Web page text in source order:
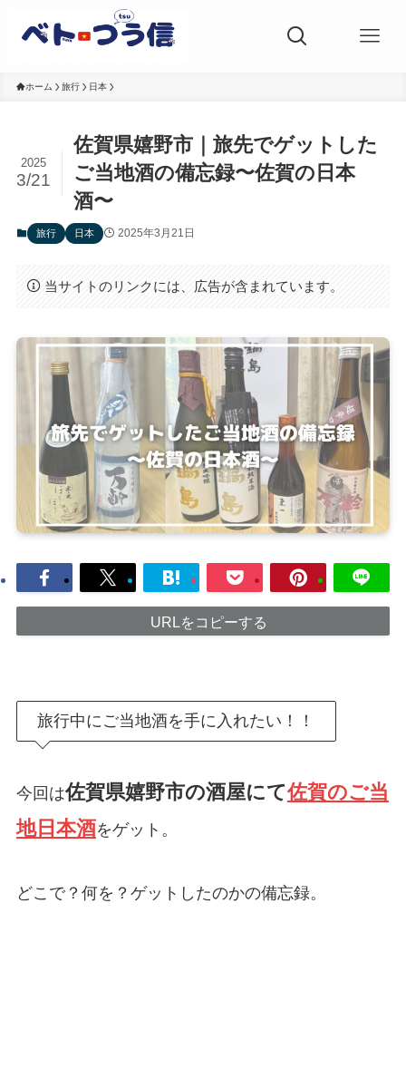
ホーム 旅行 日本
佐賀県嬉野市｜旅先でゲットした
ご当地酒の備忘録〜佐賀の日本
酒〜
2025
3/21
旅行 日本 2025年3月21日
当サイトのリンクには、広告が含まれています。
URLをコピーする
旅行中にご当地酒を手に入れたい！！
今回は佐賀県嬉野市の酒屋にて佐賀のご当
地日本酒をゲット。
どこで？何を？ゲットしたのかの備忘録。